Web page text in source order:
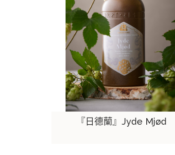
『日德蘭』Jyde Mjød